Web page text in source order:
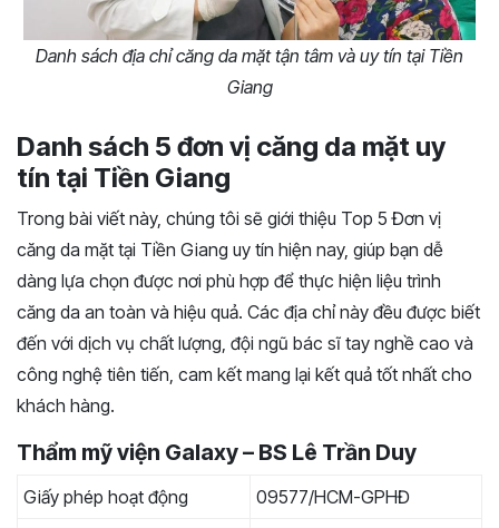
Danh sách địa chỉ căng da mặt tận tâm và uy tín tại Tiền
Giang
Danh sách 5 đơn vị căng da mặt uy
tín tại Tiền Giang
Trong bài viết này, chúng tôi sẽ giới thiệu Top 5 Đơn vị
căng da mặt tại Tiền Giang uy tín hiện nay, giúp bạn dễ
dàng lựa chọn được nơi phù hợp để thực hiện liệu trình
căng da an toàn và hiệu quả. Các địa chỉ này đều được biết
đến với dịch vụ chất lượng, đội ngũ bác sĩ tay nghề cao và
công nghệ tiên tiến, cam kết mang lại kết quả tốt nhất cho
khách hàng.
Thẩm mỹ viện Galaxy – BS Lê Trần Duy
Giấy phép hoạt động
09577/HCM-GPHĐ